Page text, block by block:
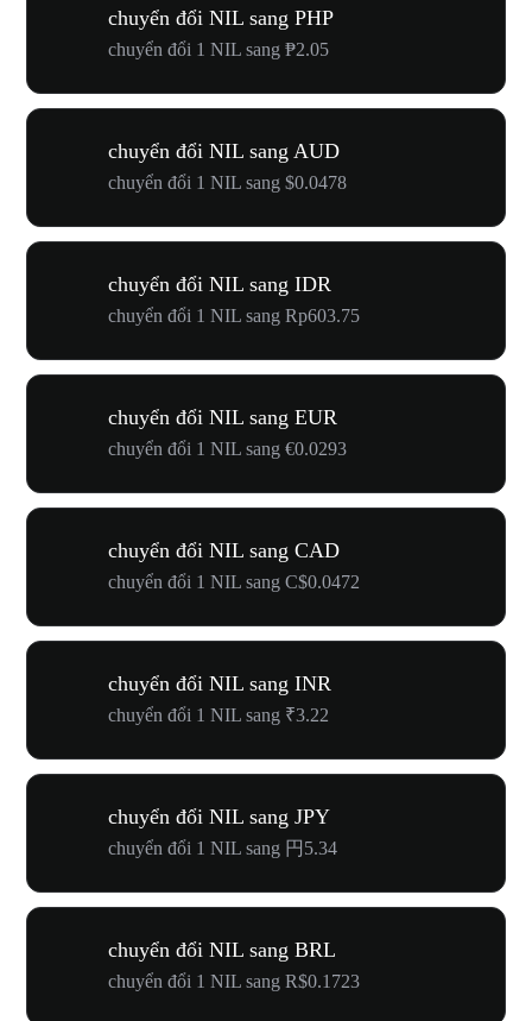
chuyển đổi NIL sang PHP
chuyển đổi 1 NIL sang ₱2.05
chuyển đổi NIL sang AUD
chuyển đổi 1 NIL sang $0.0478
chuyển đổi NIL sang IDR
chuyển đổi 1 NIL sang Rp603.75
chuyển đổi NIL sang EUR
chuyển đổi 1 NIL sang €0.0293
chuyển đổi NIL sang CAD
chuyển đổi 1 NIL sang C$0.0472
chuyển đổi NIL sang INR
chuyển đổi 1 NIL sang ₹3.22
chuyển đổi NIL sang JPY
chuyển đổi 1 NIL sang 円5.34
chuyển đổi NIL sang BRL
chuyển đổi 1 NIL sang R$0.1723